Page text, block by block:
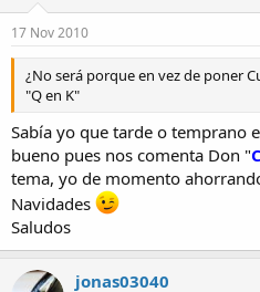
17 Nov 2010
¿No será porque en vez de poner
"Q en K"
Sabía yo que tarde o temprano
bueno pues nos comenta Don "
tema, yo de momento
Navidades
Saludos
jonas03040